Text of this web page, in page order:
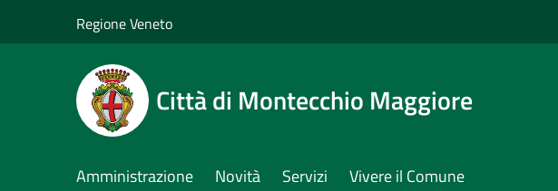
Regione Veneto
Città di Montecchio Maggiore
Amministrazione Novità Servizi Vivere il Comune